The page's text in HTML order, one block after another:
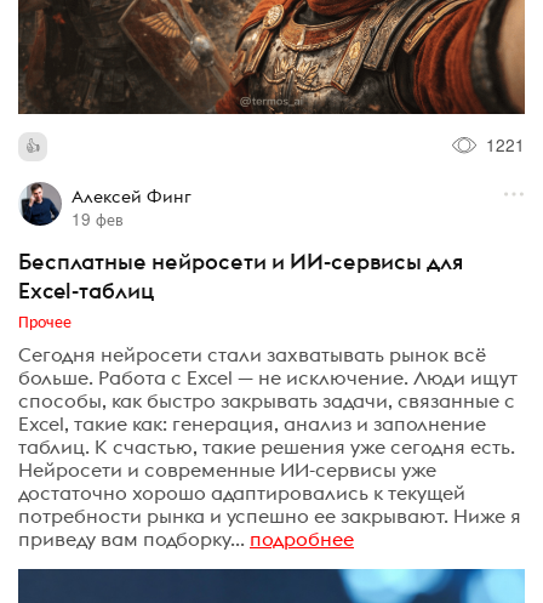
1221
Алексей Финг
19 фев
Бесплатные нейросети и ИИ-сервисы для
Excel-таблиц
Прочее
Сегодня нейросети стали захватывать рынок всё
больше. Работа с Excel — не исключение. Люди ищут
способы, как быстро закрывать задачи, связанные с
Excel, такие как: генерация, анализ и заполнение
таблиц. К счастью, такие решения уже сегодня есть.
Нейросети и современные ИИ-сервисы уже
достаточно хорошо адаптировались к текущей
потребности рынка и успешно ее закрывают. Ниже я
приведу вам подборку... подробнее